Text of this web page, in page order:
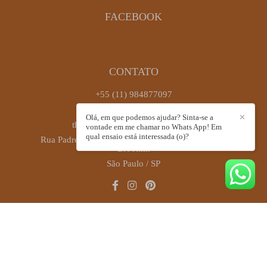
FACEBOOK
CONTATO
+55 (11) 984877097
thaiscastrofotografia@gmail.com
Rua Padre Antônio José dos Santos, 449, sala 72 -
Brooklin
São Paulo / SP
✕
Olá, em que podemos ajudar? Sinta-se a
vontade em me chamar no Whats App! Em
qual ensaio está interessada (o)?